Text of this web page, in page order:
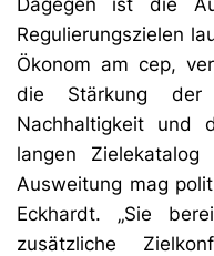
Regulierungszielen
Ökonom am cep,
die Stärkung der
Nachhaltigkeit und
langen Zielekatalog
Ausweitung mag
Eckhardt. „Sie
zusätzliche